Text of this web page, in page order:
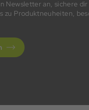
Newsletter an, sichere
zu Produktneuheiten,